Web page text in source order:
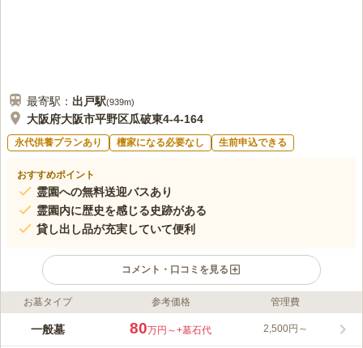
最寄駅： 出戸駅(939m)
大阪府大阪市平野区瓜破東4-4-164
永代供養プランあり 檀家になる必要なし 生前申込できる
おすすめポイント
霊園への無料送迎バスあり
霊園内に歴史を感じる史跡がある
貸し出し品が充実していて便利
コメント・口コミを見る
ライフドット編集部のコメント
瓜破霊園は、大阪市によってつくられたされた施設霊園です。広
お墓タイプ 参考価格 管理費
一般墓 80万円～+墓石代 2,500円～